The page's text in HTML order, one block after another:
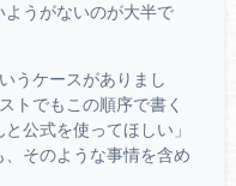
うがないのが大半で
うケースがありまし
トでもこの順序で書く
公式を使ってほしい」
そのような事情を含め